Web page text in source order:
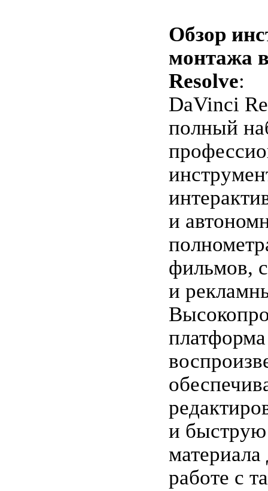
Обзор
монтажа
Resolve:
DaVinci
полный
и
фильмов,
и
платформа
и быструю
работе с